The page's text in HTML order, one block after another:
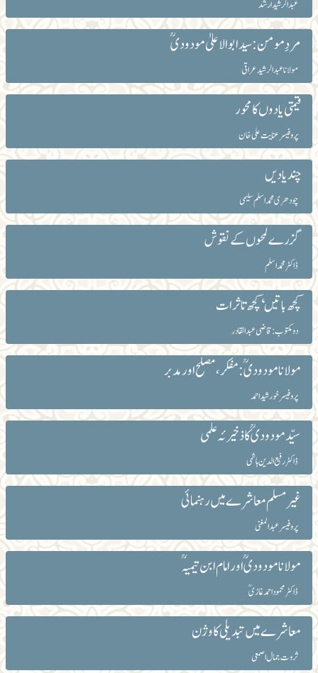
عبدالرشیدارشد
مردِ مومن: سید ابوالاعلیٰ مودودیؒ
مولانا عبدالرشید عراقی
قیمتی یادوں کا محور
پروفیسر عنایت علی خان
چند یادیں
چودھری محمد اسلم سلیمی
گزرے لمحوں کے نقوش
ڈاکٹر محمد اسلم
کچھ باتیں‘ کچھ تاثرات
دو مکتوب: قاضی عبد القادر
مولانا مودودیؒ: مفکر،مصلح اور مدبر
پروفیسر خورشید احمد
سیّدمودودیؒ کا ذخیرئہ علمی
ڈاکٹر رفیع الدین ہاشمی
غیرمسلم معاشرے میں رہنمائی
پروفیسر عبدالمغنی
مولانا مودودیؒ اور امام ابن تیمیہؒ
ڈاکٹر محمود احمد غازیؒ
معاشرے میں تبدیلی کا وژن
ثروت جمال اصمعی